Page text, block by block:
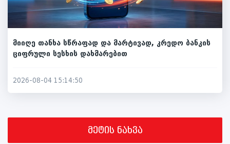
მიიღე თანხა სწრაფად და მარტივად, კრედო ბანკის
ციფრული სესხის დახმარებით
2026-08-04 15:14:50
მეტის ნახვა